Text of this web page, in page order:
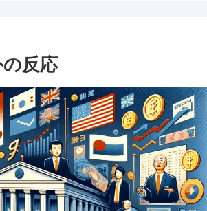
反応